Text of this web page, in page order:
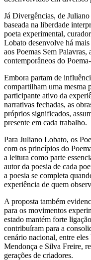
Já Divergências, de
baseada na liberdade
poeta experimental,
Lobato desenvolve há
aos Poemas Sem
contemporâneos do
Embora partam de
compartilham uma mesma
participante ativo da
narrativas fechadas, as
próprios significados,
presente em cada trabalho.
Para Juliano Lobato, os
com os princípios do
a leitura como parte
autor da poesia de cada
a poesia se completa
experiência de quem
A proposta também
para os movimentos
estado mantém forte
contribuíram para a
cenário nacional, entre
Mendonça e Silva Freire,
gerações de criadores.